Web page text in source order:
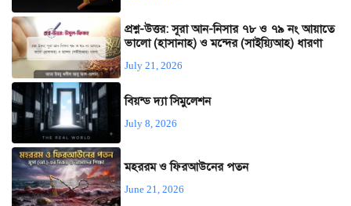
প্রশ্ন-উত্তর: সূরা আন-নিসার ৭৮ ও ৭৯ নং আয়াতে
ভালো (হাসানাহ) ও মন্দের (সাইয়্যিআহ) ধারণা
July 21, 2026
বিয়ন্ড দ্যা সিমুলেশন
July 8, 2026
মহররম ও ফিরআউনের পতন
June 21, 2026